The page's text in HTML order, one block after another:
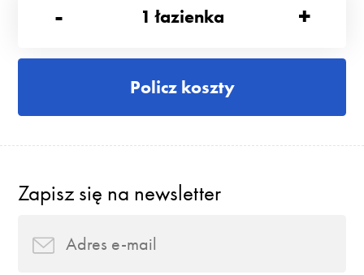
- 1 łazienka +
Policz koszty
Zapisz się na newsletter